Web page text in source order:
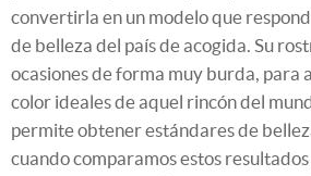
convertirla en un modelo que
de belleza del país de acogida. Su
ocasiones de forma muy burda, para
color ideales de aquel rincón del
permite obtener estándares de
cuando comparamos estos resultados